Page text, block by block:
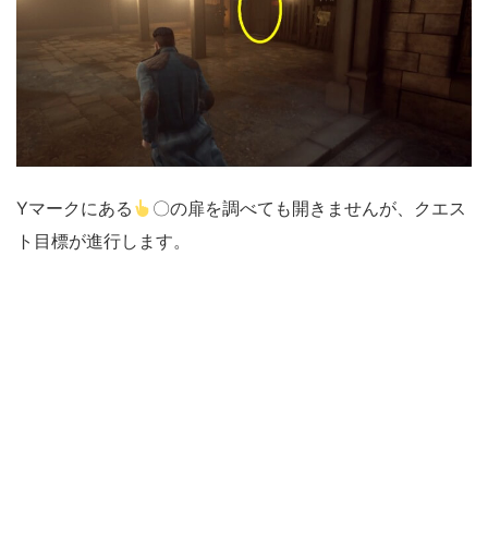
Yマークにある
〇の扉を調べても開きませんが、クエス
ト目標が進行します。